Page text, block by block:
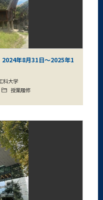
年8月31日～2025年1
科大学
授業履修